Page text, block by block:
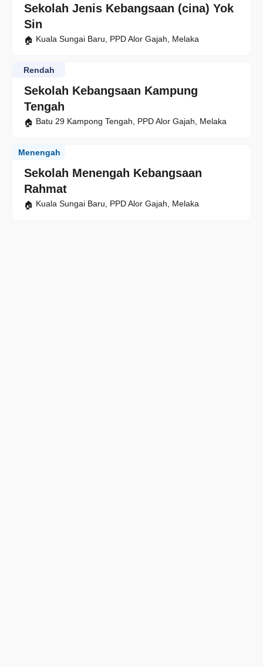
Sekolah Jenis Kebangsaan (cina) Yok
Sin
Kuala Sungai Baru, PPD Alor Gajah, Melaka
Sekolah Kebangsaan Kampung
Tengah
Rendah
Batu 29 Kampong Tengah, PPD Alor Gajah, Melaka
Sekolah Menengah Kebangsaan
Rahmat
Menengah
Kuala Sungai Baru, PPD Alor Gajah, Melaka